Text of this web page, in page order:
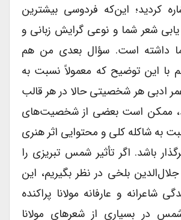
کردید؛ این‌که فردوسی بیشترین
شعر شما و نوعی گرایش زبانی و
داشته است. سؤال بعدی من هم
با این توضیح که معمولاً نسبت به
ادبی هر شخصیتی حالا در هر قالب
ممکن است بعضی از شخصیت‌های
شاکله کلی و محتوایی اثر هنری
باشد. اگر تأثیر شمس تبریزی را
بلخی در نظر بگیریم، این
شاعرانه و عارفانه مولانا پراکنده
در بسیاری از شعرهای مولانا